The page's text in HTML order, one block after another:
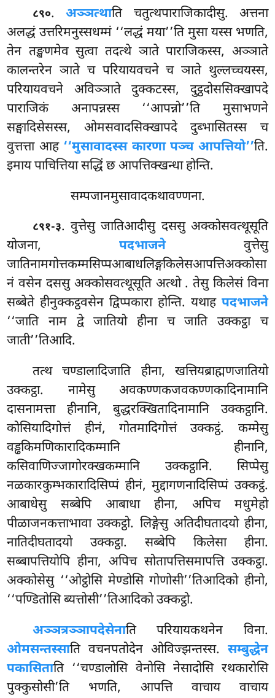
८९०.अञ्ञत्थाति चतुत्थपाराजिकादीसु. अत्तना
अलद्धं उत्तरिमनुस्सधम्मं ‘‘लद्धं मया’’ति मुसा यस्स भणति,
तेन तङ्खणमेव सुत्वा तदत्थे ञाते पाराजिकस्स, अञ्ञाते
कालन्तरेन ञाते च परियायवचने च ञाते थुल्लच्चयस्स,
परियायवचने अविञ्ञाते दुक्कटस्स, दुट्ठदोससिक्खापदे
पाराजिकं अनापन्नस्स ‘‘आपन्नो’’ति मुसाभणने
सङ्घादिसेसस्स, ओमसवादसिक्खापदे दुब्भासितस्स च
वुत्तत्ता आह ‘‘मुसावादस्स कारणा पञ्च आपत्तियो’’ति.
इमाय पाचित्तिया सद्धिं छ आपत्तिक्खन्धा होन्ति.
सम्पजानमुसावादकथावण्णना.
८९१-३. वुत्तेसुजातिआदीसु दससु अक्कोसवत्थूसूति
योजना, पदभाजनेवुत्तेसु
जातिनामगोत्तकम्मसिप्पआबाधलिङ्गकिलेसआपत्तिअक्कोसा
नं वसेन दससु अक्कोसवत्थूसूति अत्थो . तेसु किलेसं विना
सब्बेते हीनुक्कट्ठवसेन द्विप्पकारा होन्ति. यथाह पदभाजने
‘‘जाति नाम द्वे जातियो हीना च जाति उक्कट्ठा च
जाती’’तिआदि.
तत्थ चण्डालादिजाति हीना, खत्तियब्राह्मणजातियो
उक्कट्ठा. नामेसु अवकण्णकजवकण्णकादिनामानि
दासनामत्ता हीनानि, बुद्धरक्खितादिनामानि उक्कट्ठानि.
कोसियादिगोत्तं हीनं, गोतमादिगोत्तं उक्कट्ठं. कम्मेसु
वड्ढकिमणिकारादिकम्मानि हीनानि,
कसिवाणिज्जागोरक्खकम्मानि उक्कट्ठानि. सिप्पेसु
नळकारकुम्भकारादिसिप्पं हीनं, मुद्दागणनादिसिप्पं उक्कट्ठं.
आबाधेसु सब्बेपि आबाधा हीना, अपिच मधुमेहो
पीळाजनकत्ताभावा उक्कट्ठो. लिङ्गेसु अतिदीघतादयो हीना,
नातिदीघतादयो उक्कट्ठा. सब्बेपि किलेसा हीना.
सब्बापत्तियोपि हीना, अपिच सोतापत्तिसमापत्ति उक्कट्ठा.
अक्कोसेसु ‘‘ओट्ठोसि मेण्डोसि गोणोसी’’तिआदिको हीनो,
‘‘पण्डितोसि ब्यत्तोसी’’तिआदिको उक्कट्ठो.
अञ्ञत्रञ्ञापदेसेनाति परियायकथनेन विना.
ओमसन्तस्साति वचनपतोदेन ओविज्झन्तस्स. सम्बुद्धेन
पकासिताति ‘‘चण्डालोसि वेनोसि नेसादोसि रथकारोसि
पुक्कुसोसी’ति भणति, आपत्ति वाचाय वाचाय